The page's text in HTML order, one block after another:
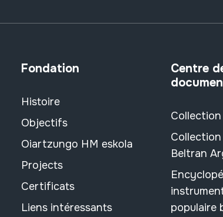
Fondation
Histoire
Objectifs
Oiartzungo HM eskola
Projects
Certificats
Liens intéressants
Centre
Beltran
populaire